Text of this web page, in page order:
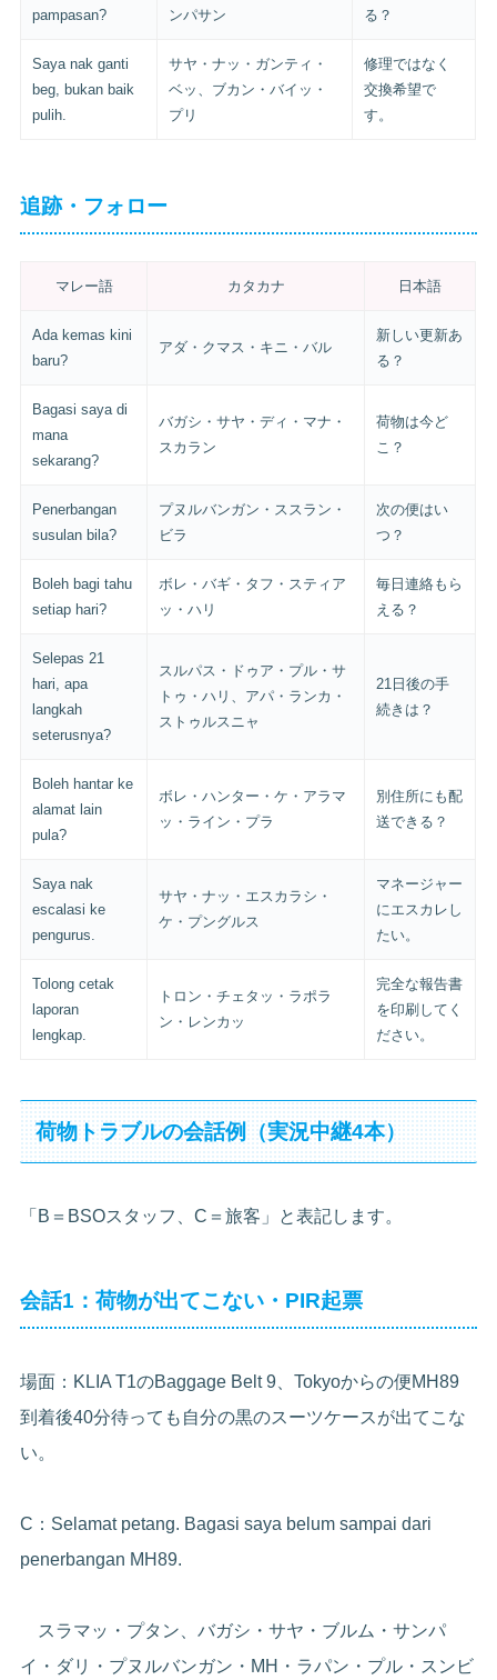
pampasan?
ンパサン
る？
Saya nak ganti
beg, bukan baik
pulih.
サヤ・ナッ・ガンティ・
ベッ、ブカン・バイッ・
プリ
修理ではなく
交換希望で
す。
追跡・フォロー
マレー語 カタカナ 日本語
Ada kemas kini
baru?
アダ・クマス・キニ・バル
新しい更新あ
る？
Bagasi saya di
mana
sekarang?
バガシ・サヤ・ディ・マナ・
スカラン
荷物は今ど
こ？
Penerbangan
susulan bila?
プヌルバンガン・ススラン・
ビラ
次の便はい
つ？
Boleh bagi tahu
setiap hari?
ボレ・バギ・タフ・スティア
ッ・ハリ
毎日連絡もら
える？
Selepas 21
hari, apa
langkah
seterusnya?
スルパス・ドゥア・プル・サ
トゥ・ハリ、アパ・ランカ・
ストゥルスニャ
21日後の手
続きは？
Boleh hantar ke
alamat lain
pula?
ボレ・ハンター・ケ・アラマ
ッ・ライン・プラ
別住所にも配
送できる？
Saya nak
escalasi ke
pengurus.
サヤ・ナッ・エスカラシ・
ケ・プングルス
マネージャー
にエスカレし
たい。
Tolong cetak
laporan
lengkap.
トロン・チェタッ・ラポラ
ン・レンカッ
完全な報告書
を印刷してく
ださい。
荷物トラブルの会話例（実況中継4本）
「B＝BSOスタッフ、C＝旅客」と表記します。
会話1：荷物が出てこない・PIR起票
場面：KLIA T1のBaggage Belt 9、Tokyoからの便MH89
到着後40分待っても自分の黒のスーツケースが出てこな
い。
C：Selamat petang. Bagasi saya belum sampai dari
penerbangan MH89.
スラマッ・プタン、バガシ・サヤ・ブルム・サンパ
イ・ダリ・プヌルバンガン・MH・ラパン・プル・スンビ